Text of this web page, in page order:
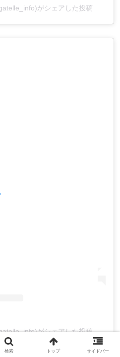
がシェアした投稿
がシェアした投稿
検索 トップ サイドバー